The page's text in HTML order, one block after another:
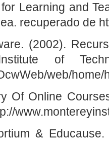
Learning and
recuperado de
(2002).
of
web/home/
Of Online
&